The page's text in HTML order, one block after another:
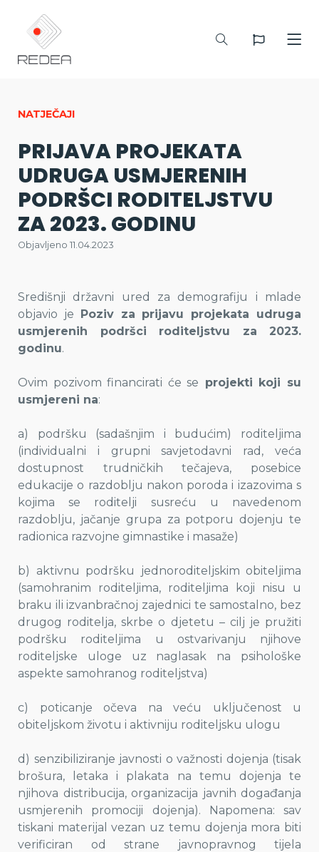
NATJEČAJI
PRIJAVA PROJEKATA
UDRUGA USMJERENIH
PODRŠCI RODITELJSTVU
ZA 2023. GODINU
Objavljeno 11.04.2023
Središnji državni ured za demografiju i mlade
objavio je Poziv za prijavu projekata udruga
usmjerenih podršci roditeljstvu za 2023.
godinu.
Ovim pozivom financirati će se projekti koji su
usmjereni na:
a) podršku (sadašnjim i budućim) roditeljima
(individualni i grupni savjetodavni rad, veća
dostupnost trudničkih tečajeva, posebice
edukacije o razdoblju nakon poroda i izazovima s
kojima se roditelji susreću u navedenom
razdoblju, jačanje grupa za potporu dojenju te
radionica razvojne gimnastike i masaže)
b) aktivnu podršku jednoroditeljskim obiteljima
(samohranim roditeljima, roditeljima koji nisu u
braku ili izvanbračnoj zajednici te samostalno, bez
drugog roditelja, skrbe o djetetu – cilj je pružiti
podršku roditeljima u ostvarivanju njihove
roditeljske uloge uz naglasak na psihološke
aspekte samohranog roditeljstva)
c) poticanje očeva na veću uključenost u
obiteljskom životu i aktivniju roditeljsku ulogu
d) senzibiliziranje javnosti o važnosti dojenja (tisak
brošura, letaka i plakata na temu dojenja te
njihova distribucija, organizacija javnih događanja
usmjerenih promociji dojenja). Napomena: sav
tiskani materijal vezan uz temu dojenja mora biti
verificiran od strane javnopravnog tijela